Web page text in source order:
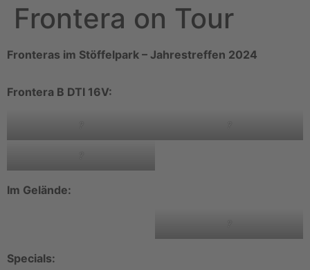
Frontera on Tour
Fronteras im Stöffelpark – Jahrestreffen 2024
Frontera B DTI 16V:
? ?
?
Im Gelände:
Specials: